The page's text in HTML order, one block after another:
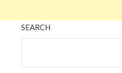
SEARCH